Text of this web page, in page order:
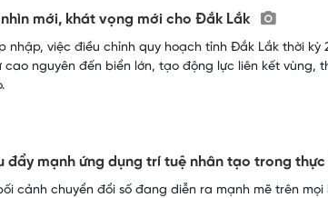
mới, khát vọng mới cho Đắk Lắk
nhập, việc điều chỉnh quy hoạch tỉnh Đắk Lắk thời
cao nguyên đến biển lớn, tạo động lực liên kết vùng,
đẩy mạnh ứng dụng trí tuệ nhân tạo trong
cảnh chuyển đổi số đang diễn ra mạnh mẽ trên